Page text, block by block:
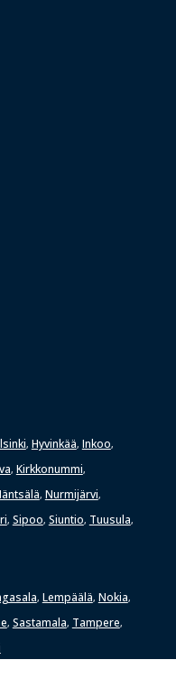
, Hyvinkää, Inkoo,
, Kirkkonummi,
, Nurmijärvi,
, Sipoo, Siuntio, Tuusula,
, Lempäälä, Nokia,
, Sastamala, Tampere,